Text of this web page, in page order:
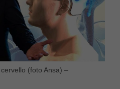
(foto Ansa) –